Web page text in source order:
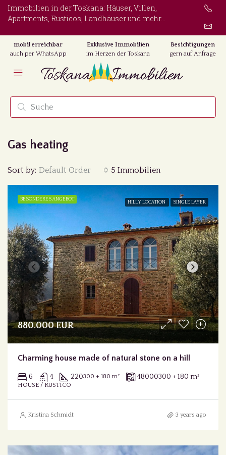
Immobilien in der Toskana: Häuser, Villen,
Apartments, Rusticos, Landhäuser und mehr...
mobil erreichbar
auch per WhatsApp
Exklusive Immobilien
im Herzen der Toskana
Besichtigungen
gern auf Anfrage
Gas heating
5 Immobilien
Sort by: Default Order
BESONDERES ANGEBOT
HILLY LOCATION SINGLE LAYER
880.000 EUR
Charming house made of natural stone on a hill
6 4 220300 + 180 m² 48000300 + 180 m²
HOUSE / RUSTICO
Kristina Schmidt 3 years ago